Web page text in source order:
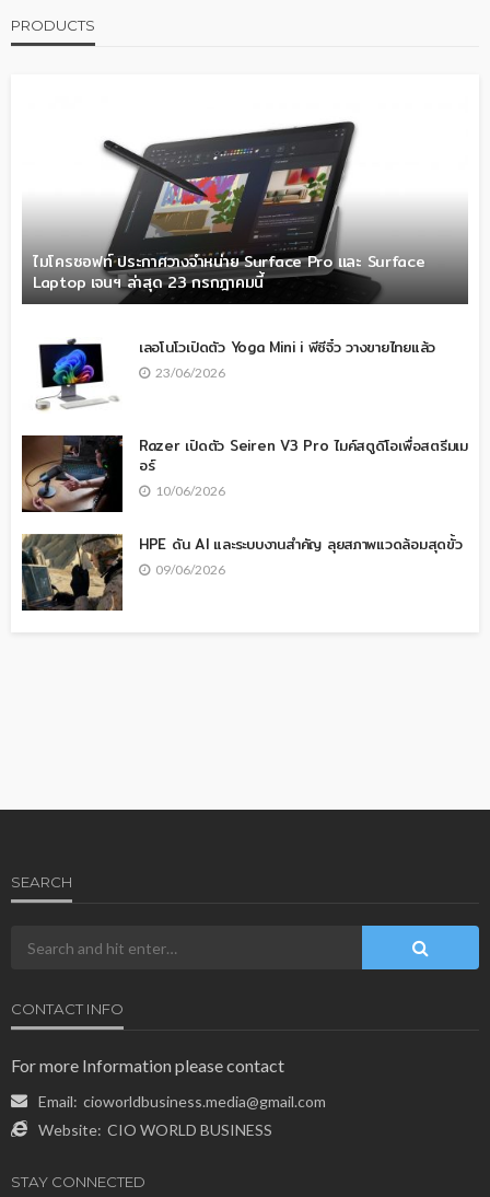
PRODUCTS
ไมโครซอฟท์ ประกาศวางจำหน่าย Surface Pro และ Surface
Laptop เจนฯ ล่าสุด 23 กรกฎาคมนี้
เลอโนโวเปิดตัว Yoga Mini i พีซีจิ๋ว วางขายไทยแล้ว
23/06/2026
Razer เปิดตัว Seiren V3 Pro ไมค์สตูดิโอเพื่อสตรีมเม
อร์
10/06/2026
HPE ดัน AI และระบบงานสำคัญ ลุยสภาพแวดล้อมสุดขั้ว
09/06/2026
SEARCH
CONTACT INFO
For more Information please contact
Email: cioworldbusiness.media@gmail.com
Website: CIO WORLD BUSINESS
STAY CONNECTED